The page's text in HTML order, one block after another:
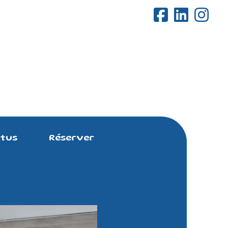
Réserver